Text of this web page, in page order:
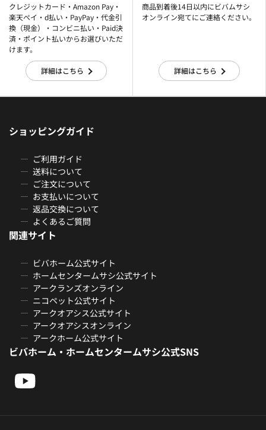
クレジットカード・Amazon Pay・
楽天ぺイ・d払い・PayPay・代金引
換（現金）・コンビニ払い・Paid決
済・ポイント払いからお選びいただ
けます。
詳細はこちら
商品到着後14日以内にビバムサシ
オンライン宛てにご連絡ください。
詳細はこちら
ショッピングガイド
ご利用ガイド
送料について
ご注文について
お支払いについて
返品交換について
よくあるご質問
関連サイト
ビバホーム公式サイト
ホームセンタームサシ公式サイト
アークランズオンライン
ニコペット公式サイト
アークオアシス公式サイト
アークオアシスオンライン
アークホーム公式サイト
ビバホーム・ホームセンタームサシ公式SNS